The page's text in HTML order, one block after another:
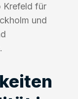
Krefeld für
und